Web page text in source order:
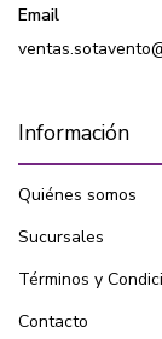
Email
Información
Quiénes somos
Sucursales
Términos y
Contacto